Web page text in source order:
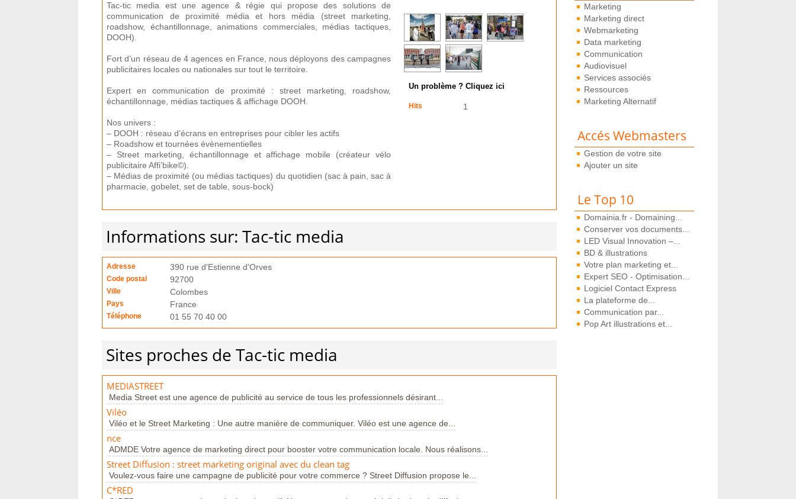
Marketing
Marketing direct
Webmarketing
Data marketing
Communication
Audiovisuel
Services associés
Ressources
Marketing Alternatif
Accés Webmasters
Gestion de votre site
Ajouter un site
Le Top 10
Domainia.fr - Domaining...
Conserver vos documents...
LED Visual Innovation –...
BD & illustrations
Votre plan marketing et...
Expert SEO - Optimisation...
Logiciel Contact Express
La plateforme de...
Communication par...
Pop Art illustrations et...
Tac-tic media est une agence & régie qui propose des solutions de
communication de proximité média et hors média (street marketing,
roadshow, échantillonnage, animations commerciales, médias tactiques,
DOOH).
Fort d’un réseau de 4 agences en France, nous déployons des campagnes
publicitaires locales ou nationales sur tout le territoire.
Expert en communication de proximité : street marketing, roadshow,
échantillonnage, médias tactiques & affichage DOOH.
Nos univers :
– DOOH : réseau d’écrans en entreprises pour cibler les actifs
– Roadshow et tournées évènementielles
– Street marketing, échantillonnage et affichage mobile (créateur vélo
publicitaire Affi’bike©).
– Médias de proximité (ou médias tactiques) du quotidien (sac à pain, sac à
pharmacie, gobelet, set de table, sous-bock)
Un problème ? Cliquez ici
Hits 1
Informations sur: Tac-tic media
Adresse 390 rue d'Estienne d'Orves
Code postal 92700
Ville Colombes
Pays France
Téléphone 01 55 70 40 00
Sites proches de Tac-tic media
MEDIASTREET
Media Street est une agence de publicité au service de tous les professionnels désirant...
Viléo
Viléo et le Street Marketing : Une autre manière de communiquer. Viléo est une agence de...
nce
ADMDE Votre agence de marketing direct pour booster votre communication locale. Nous réalisons...
Street Diffusion : street marketing original avec du clean tag
Voulez-vous faire une campagne de publicité pour votre commerce ? Street Diffusion propose le...
C*RED